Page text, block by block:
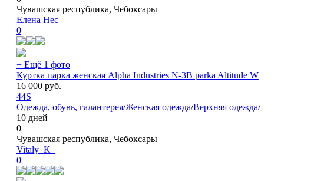
Чувашская республика, Чебоксары
Елена Нес
0
+ Ещё 1 фото
Куртка парка женская Alpha Industries N-3B parka Altitude W
16 000 руб.
44S
Одежда, обувь, галантерея/Женская одежда/Верхняя одежда/
10 дней
0
Чувашская республика, Чебоксары
Vitaly_K_
0